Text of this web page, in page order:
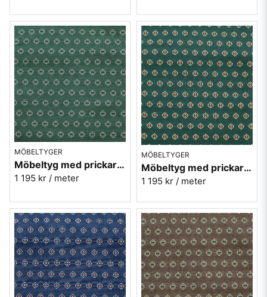
MÖBELTYGER
Möbeltyg med prickar - Kosmos nr.73 grön
1 195 kr / meter
MÖBELTYGER
Möbeltyg med prickar - Kosmos nr.72 grön
1 195 kr / meter